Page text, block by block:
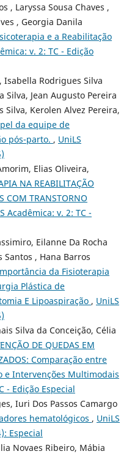
, Laryssa Sousa Chaves ,
, Georgia Danila
e a Reabilitação
v. 2: TC - Edição
Isabella Rodrigues Silva
Silva, Jean Augusto Pereira
Silva, Kerolen Alvez Pereira,
da equipe de
pós-parto. , UniLS
Elias Oliveira,
NA REABILITAÇÃO
COM TRANSTORNO
Acadêmica: v. 2: TC -
Eilanne Da Rocha
, Hana Barros
da Fisioterapia
Plástica de
E Lipoaspiração , UniLS
Silva da Conceição, Célia
DE QUEDAS EM
Comparação entre
Intervenções Multimodais
- Edição Especial
Iuri Dos Passos Camargo
hematológicos , UniLS
Especial
Novaes Ribeiro, Mábia